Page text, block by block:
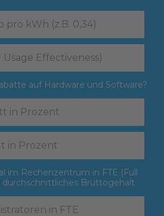
auf Hardware und Software?
im Rechenzentrum in FTE (Full
durchschnittliches Bruttogehalt